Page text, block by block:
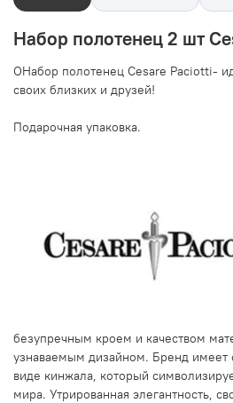
Набор полотенец 2 шт
ОНабор полотенец Cesare Paciotti-
своих близких и друзей!
Подарочная упаковка.
безупречным кроем и качеством
узнаваемым дизайном. Бренд
виде кинжала, который
мира. Утрированная элегантность,